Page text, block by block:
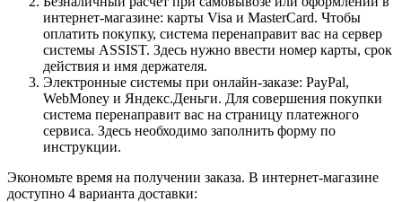
интернет-магазине: карты Visa и MasterCard. Чтобы
оплатить покупку, система перенаправит вас на сервер
системы ASSIST. Здесь нужно ввести номер карты, срок
действия и имя держателя.
Электронные системы при онлайн-заказе: PayPal,
WebMoney и Яндекс.Деньги. Для совершения покупки
система перенаправит вас на страницу платежного
сервиса. Здесь необходимо заполнить форму по
инструкции.
Экономьте время на получении заказа. В интернет-магазине
доступно 4 варианта доставки: